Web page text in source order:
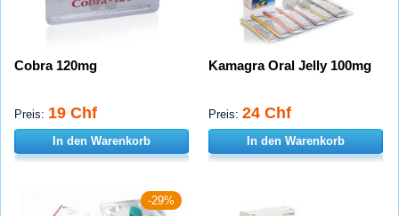
Cobra 120mg
Preis: 19 Chf
In den Warenkorb
Kamagra Oral Jelly 100mg
Preis: 24 Chf
In den Warenkorb
-29%